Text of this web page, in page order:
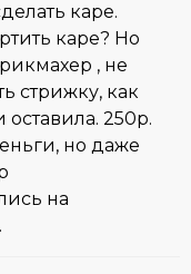
каре.
каре? Но
, не
стрижку, как
оставила. 250р.
но даже
на